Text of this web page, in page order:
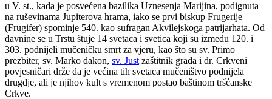
u V. st., kada je posvećena bazilika Uznesenja Marijina, podignuta
na ruševinama Jupiterova hrama, iako se prvi biskup Frugerije
(Frugifer) spominje 540. kao sufragan Akvilejskoga patrijarhata. Od
davnine se u Trstu štuje 14 svetaca i svetica koji su između 120. i
303. podnijeli mučeničku smrt za vjeru, kao što su sv. Primo
prezbiter, sv. Marko đakon, sv. Just zaštitnik grada i dr. Crkveni
povjesničari drže da je većina tih svetaca mučeništvo podnijela
drugdje, ali je njihov kult s vremenom postao baštinom tršćanske
Crkve.